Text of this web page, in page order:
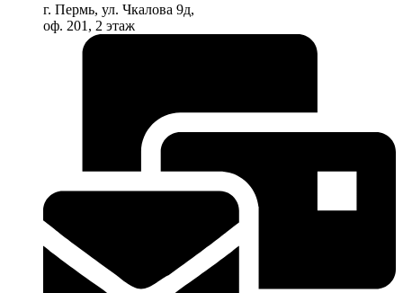
г. Пермь, ул. Чкалова 9д,
оф. 201, 2 этаж